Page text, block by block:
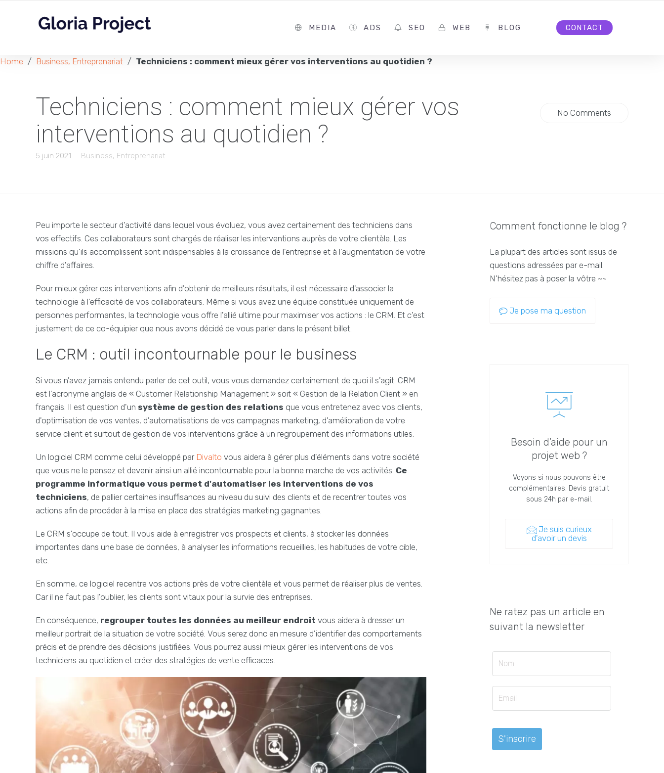
MEDIA ADS SEO WEB BLOG CONTACT
Home / Business, Entreprenariat / Techniciens : comment mieux gérer vos interventions au quotidien ?
Techniciens : comment mieux gérer vos
interventions au quotidien ?
5 juin 2021 Business, Entreprenariat
No Comments
Peu importe le secteur d'activité dans lequel vous évoluez, vous avez certainement des techniciens dans
vos effectifs. Ces collaborateurs sont chargés de réaliser les interventions auprès de votre clientèle. Les
missions qu'ils accomplissent sont indispensables à la croissance de l'entreprise et à l'augmentation de votre
chiffre d'affaires.
Pour mieux gérer ces interventions afin d'obtenir de meilleurs résultats, il est nécessaire d'associer la
technologie à l'efficacité de vos collaborateurs. Même si vous avez une équipe constituée uniquement de
personnes performantes, la technologie vous offre l'allié ultime pour maximiser vos actions : le CRM. Et c'est
justement de ce co-équipier que nous avons décidé de vous parler dans le présent billet.
Le CRM : outil incontournable pour le business
Si vous n'avez jamais entendu parler de cet outil, vous vous demandez certainement de quoi il s'agit. CRM
est l'acronyme anglais de « Customer Relationship Management » soit « Gestion de la Relation Client » en
français. Il est question d'un système de gestion des relations que vous entretenez avec vos clients,
d'optimisation de vos ventes, d'automatisations de vos campagnes marketing, d'amélioration de votre
service client et surtout de gestion de vos interventions grâce à un regroupement des informations utiles.
Un logiciel CRM comme celui développé par Divalto vous aidera à gérer plus d'éléments dans votre société
que vous ne le pensez et devenir ainsi un allié incontournable pour la bonne marche de vos activités. Ce
programme informatique vous permet d'automatiser les interventions de vos
techniciens, de pallier certaines insuffisances au niveau du suivi des clients et de recentrer toutes vos
actions afin de procéder à la mise en place des stratégies marketing gagnantes.
Le CRM s'occupe de tout. Il vous aide à enregistrer vos prospects et clients, à stocker les données
importantes dans une base de données, à analyser les informations recueillies, les habitudes de votre cible,
etc.
En somme, ce logiciel recentre vos actions près de votre clientèle et vous permet de réaliser plus de ventes.
Car il ne faut pas l'oublier, les clients sont vitaux pour la survie des entreprises.
En conséquence, regrouper toutes les données au meilleur endroit vous aidera à dresser un
meilleur portrait de la situation de votre société. Vous serez donc en mesure d'identifier des comportements
précis et de prendre des décisions justifiées. Vous pourrez aussi mieux gérer les interventions de vos
techniciens au quotidien et créer des stratégies de vente efficaces.
Comment fonctionne le blog ?
La plupart des articles sont issus de
questions adressées par e-mail.
N'hésitez pas à poser la vôtre ~~
Je pose ma question
Besoin d'aide pour un
projet web ?
Voyons si nous pouvons être
complémentaires. Devis gratuit
sous 24h par e-mail.
Je suis curieux
d'avoir un devis
Ne ratez pas un article en
suivant la newsletter